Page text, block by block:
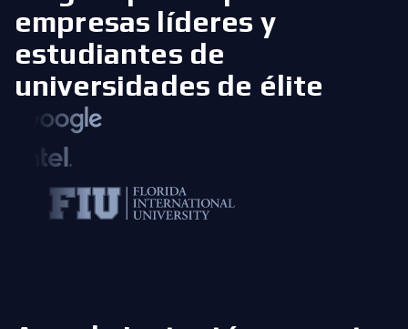
empresas líderes y
estudiantes de
universidades de élite